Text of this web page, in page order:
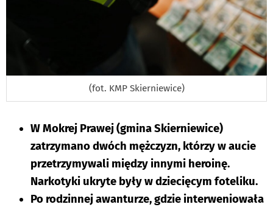
(fot. KMP Skierniewice)
W Mokrej Prawej (gmina Skierniewice)
zatrzymano dwóch mężczyzn, którzy w aucie
przetrzymywali między innymi heroinę.
Narkotyki ukryte były w dziecięcym foteliku.
Po rodzinnej awanturze, gdzie interweniowała